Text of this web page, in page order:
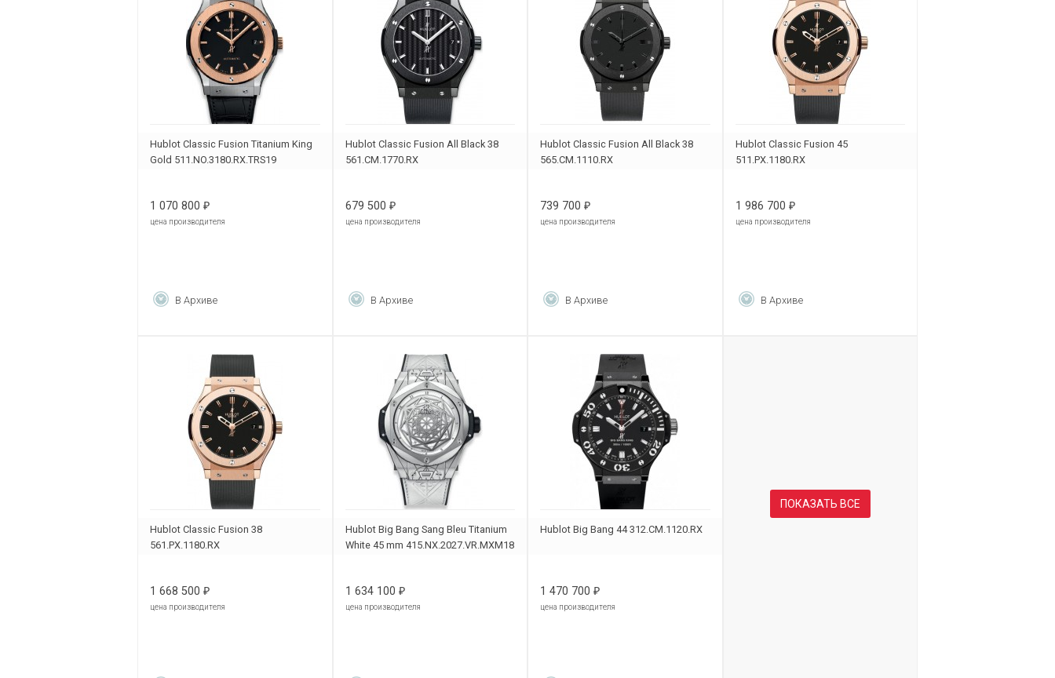
Hublot Classic Fusion Titanium King
Gold 511.NO.3180.RX.TRS19
1 070 800 ₽
цена производителя
В Архиве
Hublot Classic Fusion All Black 38
561.CM.1770.RX
679 500 ₽
цена производителя
В Архиве
Hublot Classic Fusion All Black 38
565.CM.1110.RX
739 700 ₽
цена производителя
В Архиве
Hublot Classic Fusion 45
511.PX.1180.RX
1 986 700 ₽
цена производителя
В Архиве
Hublot Classic Fusion 38
561.PX.1180.RX
1 668 500 ₽
цена производителя
Hublot Big Bang Sang Bleu Titanium
White 45 mm 415.NX.2027.VR.MXM18
1 634 100 ₽
цена производителя
Hublot Big Bang 44 312.CM.1120.RX
1 470 700 ₽
цена производителя
ПОКАЗАТЬ ВСЕ